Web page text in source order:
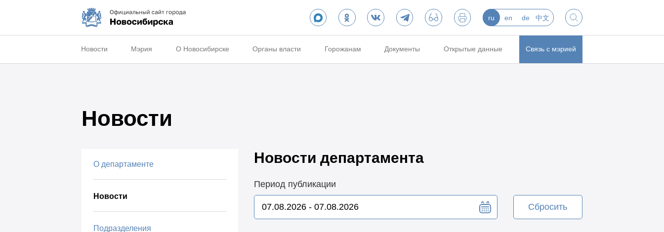
ru en de 中文
Новости Мэрия О Новосибирске Органы власти Горожанам Документы Открытые данные Связь с мэрией
Новости
О департаменте
Новости
Подразделения
Новости департамента
Период публикации
Сбросить